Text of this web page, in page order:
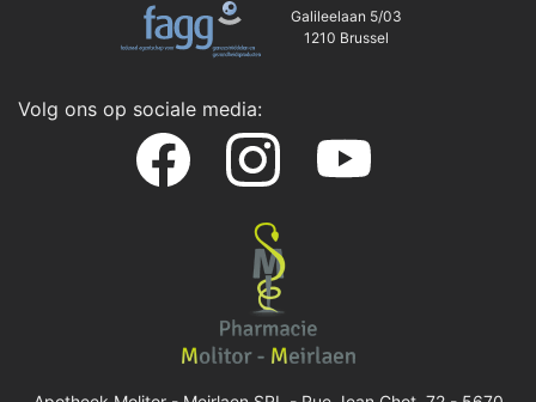
Galileelaan 5/03
1210 Brussel
Volg ons op sociale media: